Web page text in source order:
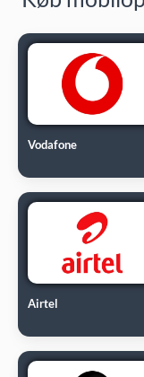
Vodafone
Airtel